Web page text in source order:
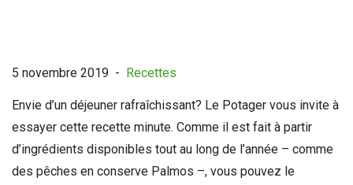
5 novembre 2019 - Recettes
Envie d’un déjeuner rafraîchissant? Le Potager vous invite à
essayer cette recette minute. Comme il est fait à partir
d’ingrédients disponibles tout au long de l’année – comme
des pêches en conserve Palmos –, vous pouvez le